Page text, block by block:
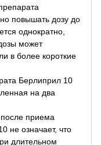
повышать дозу до
однократно,
может
в более короткие
Берлиприл 10
на два
приема
не означает, что
длительном